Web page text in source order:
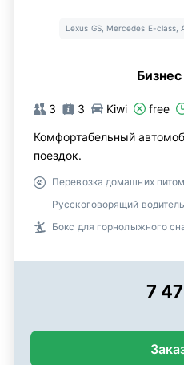
Lexus GS, Mercedes E-class,
3 3 Kiwi free
Комфортабельный
поездок.
Перевозка домашних
Русскоговорящий
Бокс для горнолыжного
7